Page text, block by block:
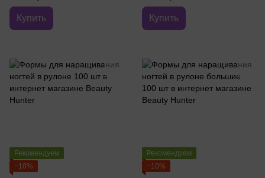
Купить Купить
Рекомендуем
−10%
Рекомендуем
−10%